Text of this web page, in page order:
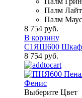
Палм Лайт
Палм Маус
8 754 руб.
В корзину
С1ЯШ600 Шкаф
8 754 руб.
Выберите Цвет